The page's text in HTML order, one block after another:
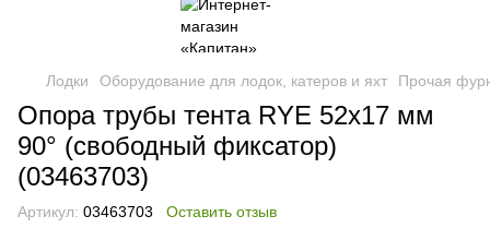
Лодки Оборудование для лодок, катеров и яхт Прочая
Опора трубы тента RYE 52х17 мм
90° (свободный фиксатор)
(03463703)
Артикул: 03463703 Оставить отзыв